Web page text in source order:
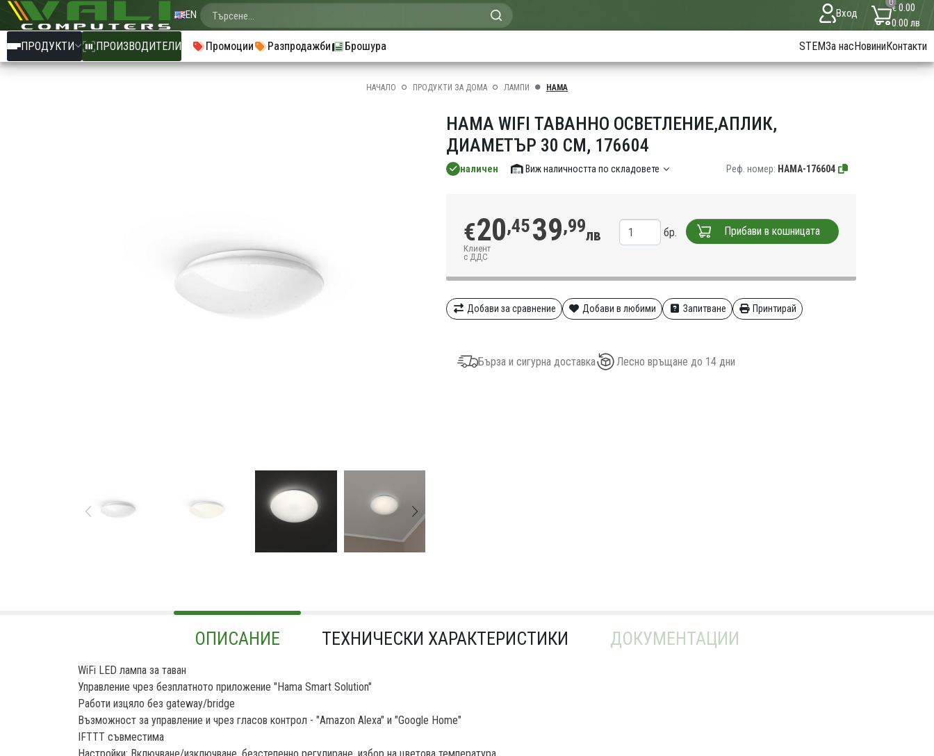
EN Вход
0€ 0.00
0.00 лв
ПРОДУКТИ ПРОИЗВОДИТЕЛИ Промоции Разпродажби Брошура STEMЗа насНовиниКонтакти
НАЧАЛО ПРОДУКТИ ЗА ДОМА ЛАМПИ HAMA
HAMA WIFI ТАВАННО ОСВЕТЛЕНИЕ,АПЛИК,
ДИАМЕТЪР 30 CM, 176604
наличен Виж наличността по складовете Реф. номер: HAMA-176604
€20,4539,99лв
Клиент
с ДДС
бр. Прибави в кошницата
Добави за сравнение Добави в любими Запитване Принтирай
Бърза и сигурна доставка Лесно връщане до 14 дни
ОПИСАНИЕ ТЕХНИЧЕСКИ ХАРАКТЕРИСТИКИ ДОКУМЕНТАЦИИ
WiFi LED лампа за таван
Управление чрез безплатното приложение "Hama Smart Solution"
Работи изцяло без gateway/bridge
Възможност за управление и чрез гласов контрол - "Amazon Alexa" и "Google Home"
IFTTT съвместима
Настройки: Включване/изключване, безстепенно регулиране, избор на цветова температура